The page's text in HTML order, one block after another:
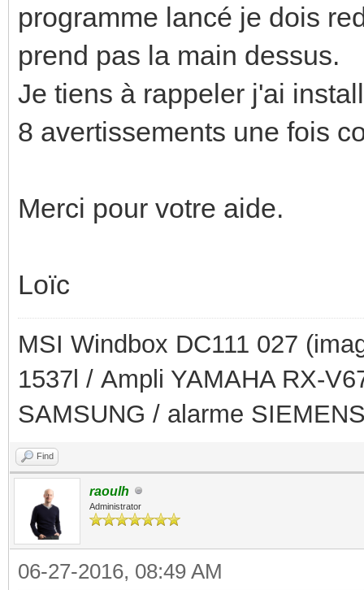
programme lancé je dois
prend pas la main dessus.
Je tiens à rappeler j'ai
8 avertissements une fois
Merci pour votre aide.
Loïc
MSI Windbox DC111 027
1537l / Ampli YAMAHA RX-
SAMSUNG / alarme
Find
raoulh
Administrator
06-27-2016, 08:49 AM